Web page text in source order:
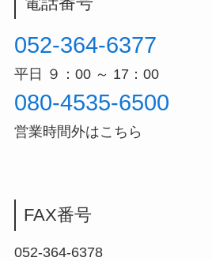
052-364-6377
平日 ９：00 ～ 17：00
080-4535-6500
営業時間外はこちら
FAX番号
052-364-6378